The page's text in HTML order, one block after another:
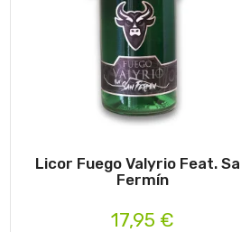
Licor Fuego Valyrio Feat.
Fermín
17,95 €